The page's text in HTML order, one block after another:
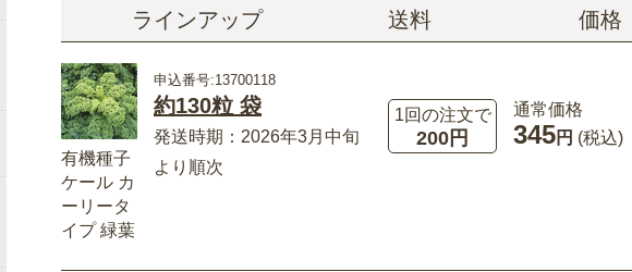
ラインアップ 送料 価格
有機種子
ケール カ
ーリータ
イプ 緑葉
申込番号:13700118
約130粒 袋
発送時期：2026年3月中旬
より順次
1回の注文で
200円
通常価格
345円 (税込)